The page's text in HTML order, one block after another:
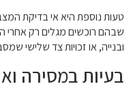
טעות נוספת היא אי בדיקת
שבהם רוכשים מגלים רק אחרי
ובנייה, או זכויות צד שלישי
בעיות במסירה